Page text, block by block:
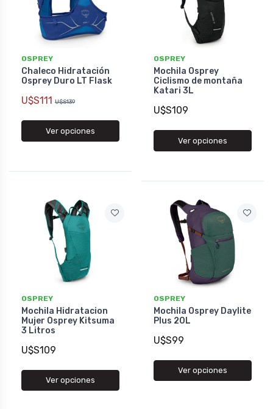
OSPREY
Chaleco Hidratación
Osprey Duro LT Flask
U$S111 U$S139
Ver opciones
OSPREY
Mochila Osprey
Ciclismo de montaña
Katari 3L
U$S109
Ver opciones
OSPREY
Mochila Hidratacion
Mujer Osprey Kitsuma
3 Litros
U$S109
Ver opciones
OSPREY
Mochila Osprey Daylite
Plus 20L
U$S99
Ver opciones